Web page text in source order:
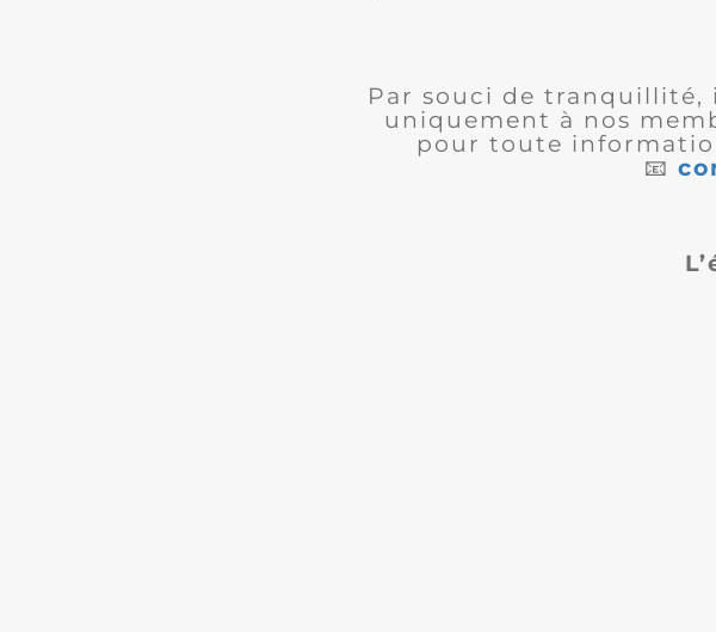
Par souci de tranquillité,
uniquement à nos
pour toute
📧